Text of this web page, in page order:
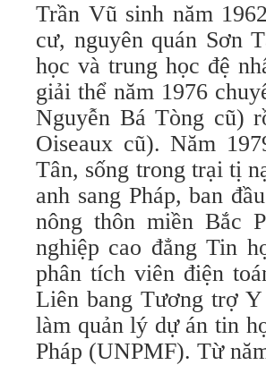
Trần Vũ sinh năm
cư, nguyên quán Sơn
học và trung học đệ
giải thể năm 1976
Nguyễn Bá Tòng cũ)
Oiseaux cũ). Năm
Tân, sống trong trại tị
anh sang Pháp, ban
nông thôn miền Bắc
nghiệp cao đẳng Tin
phân tích viên điện
Liên bang Tương trợ
làm quản lý dự án tin
Pháp (UNPMF). Từ